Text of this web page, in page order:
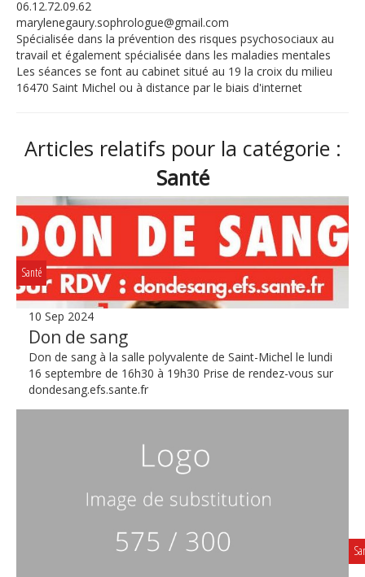
06.12.72.09.62
marylenegaury.sophrologue@gmail.com
Spécialisée dans la prévention des risques psychosociaux au
travail et également spécialisée dans les maladies mentales
Les séances se font au cabinet situé au 19 la croix du milieu
16470 Saint Michel ou à distance par le biais d'internet
Articles relatifs pour la catégorie :
Santé
Santé
10 Sep 2024
Don de sang
Don de sang à la salle polyvalente de Saint-Michel le lundi
16 septembre de 16h30 à 19h30 Prise de rendez-vous sur
dondesang.efs.sante.fr